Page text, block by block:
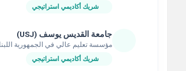
شريك أكاديمي استراتيجي
جامعة القديس يوسف (USJ)
مؤسسة تعليم عالي في الجمهورية
شريك أكاديمي استراتيجي